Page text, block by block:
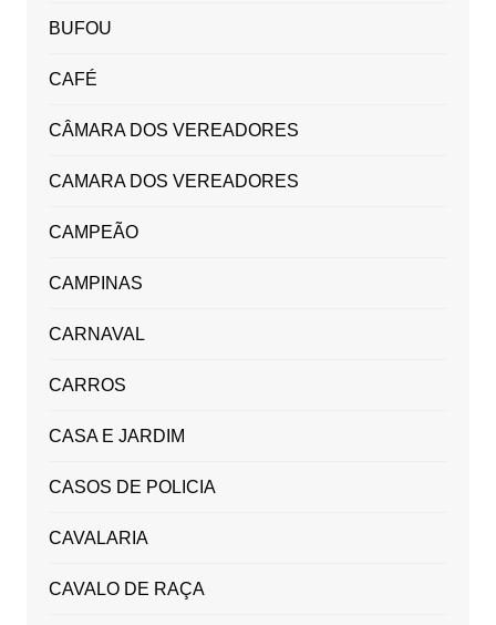
BUFOU
CAFÉ
CÂMARA DOS VEREADORES
CAMARA DOS VEREADORES
CAMPEÃO
CAMPINAS
CARNAVAL
CARROS
CASA E JARDIM
CASOS DE POLICIA
CAVALARIA
CAVALO DE RAÇA